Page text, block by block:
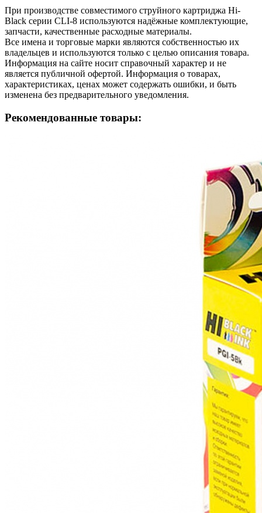
При производстве совместимого струйного картриджа Hi-
Black серии CLI-8 используются надёжные комплектующие,
запчасти, качественные расходные материалы.
Все имена и торговые марки являются собственностью их
владельцев и используются только с целью описания товара.
Информация на сайте носит справочный характер и не
является публичной офертой. Информация о товарах,
характеристиках, ценах может содержать ошибки, и быть
изменена без предварительного уведомления.
Рекомендованные товары: